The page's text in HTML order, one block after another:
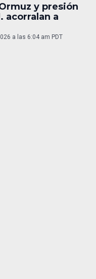
y presión
acorralan a
a las 6:04 am PDT